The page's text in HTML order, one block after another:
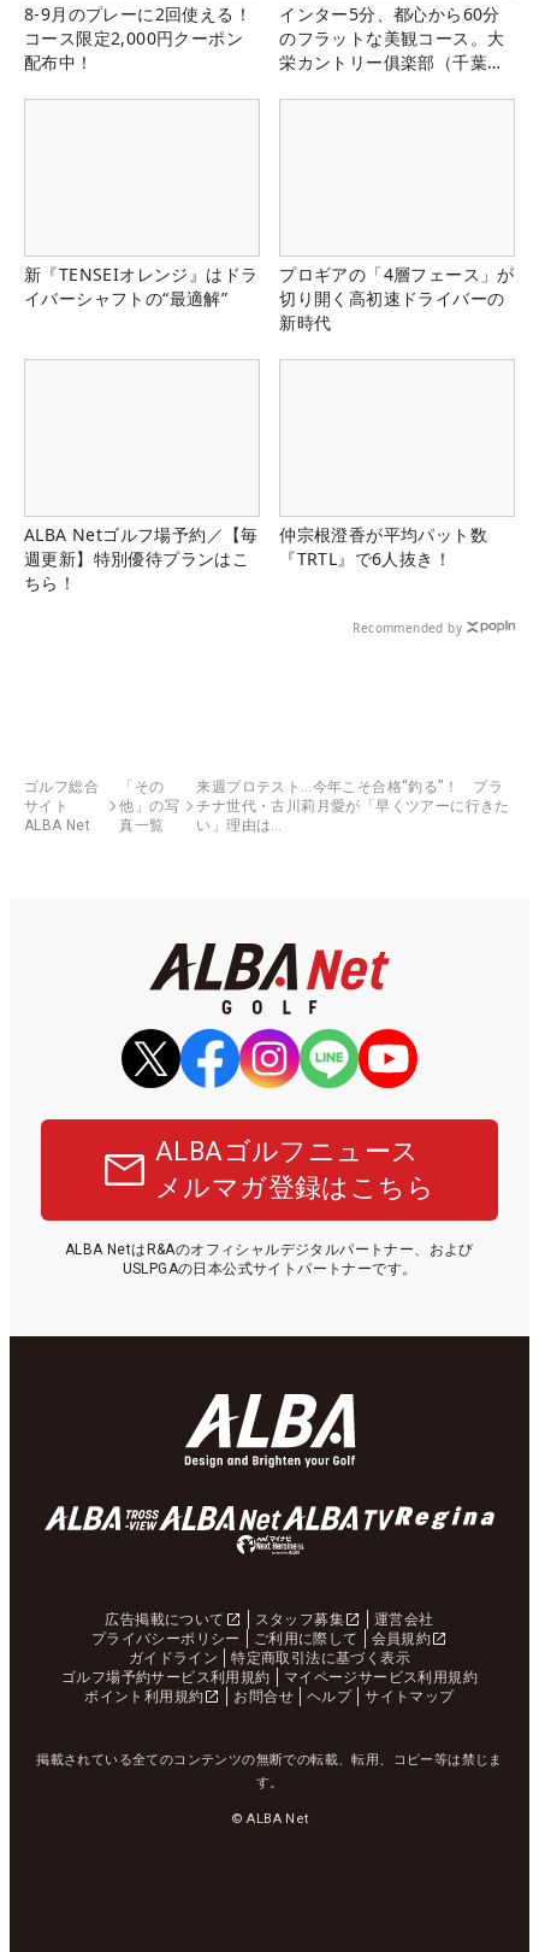
8-9月のプレーに2回使える！
コース限定2,000円クーポン
配布中！
インター5分、都心から60分
のフラットな美観コース。大
栄カントリー俱楽部（千葉
新『TENSEIオレンジ』はドラ
イバーシャフトの“最適解”
プロギアの「4層フェース」が
切り開く高初速ドライバーの
新時代
ALBA Netゴルフ場予約／【毎
週更新】特別優待プランはこ
ちら！
仲宗根澄香が平均パット数
『TRTL』で6人抜き！
Recommended by
ゴルフ総合
サイト
ALBA Net
「その
他」の写
真一覧
来週プロテスト…今年こそ合格“釣る”！ プラ
チナ世代・古川莉月愛が「早くツアーに行きた
い」理由は…
ALBAゴルフニュース
メルマガ登録はこちら
ALBA NetはR&Aのオフィシャルデジタルパートナー、および
USLPGAの日本公式サイトパートナーです。
広告掲載について スタッフ募集
運営会社
プライバシーポリシー
ご利用に際して
会員規約
ガイドライン
特定商取引法に基づく表示
ゴルフ場予約サービス利用規約
マイページサービス利用規約
ポイント利用規約
お問合せ ヘルプ サイトマップ
掲載されている全てのコンテンツの無断での転載、転用、コピー等は禁じま
す。
© ALBA Net